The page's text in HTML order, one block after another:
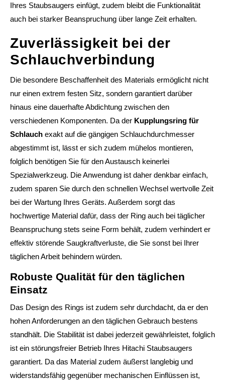
Ihres Staubsaugers einfügt, zudem bleibt die Funktionalität
auch bei starker Beanspruchung über lange Zeit erhalten.
Zuverlässigkeit bei der
Schlauchverbindung
Die besondere Beschaffenheit des Materials ermöglicht nicht
nur einen extrem festen Sitz, sondern garantiert darüber
hinaus eine dauerhafte Abdichtung zwischen den
verschiedenen Komponenten. Da der Kupplungsring für
Schlauch exakt auf die gängigen Schlauchdurchmesser
abgestimmt ist, lässt er sich zudem mühelos montieren,
folglich benötigen Sie für den Austausch keinerlei
Spezialwerkzeug. Die Anwendung ist daher denkbar einfach,
zudem sparen Sie durch den schnellen Wechsel wertvolle Zeit
bei der Wartung Ihres Geräts. Außerdem sorgt das
hochwertige Material dafür, dass der Ring auch bei täglicher
Beanspruchung stets seine Form behält, zudem verhindert er
effektiv störende Saugkraftverluste, die Sie sonst bei Ihrer
täglichen Arbeit behindern würden.
Robuste Qualität für den täglichen
Einsatz
Das Design des Rings ist zudem sehr durchdacht, da er den
hohen Anforderungen an den täglichen Gebrauch bestens
standhält. Die Stabilität ist dabei jederzeit gewährleistet, folglich
ist ein störungsfreier Betrieb Ihres Hitachi Staubsaugers
garantiert. Da das Material zudem äußerst langlebig und
widerstandsfähig gegenüber mechanischen Einflüssen ist,